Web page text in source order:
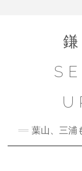
葉山、三浦